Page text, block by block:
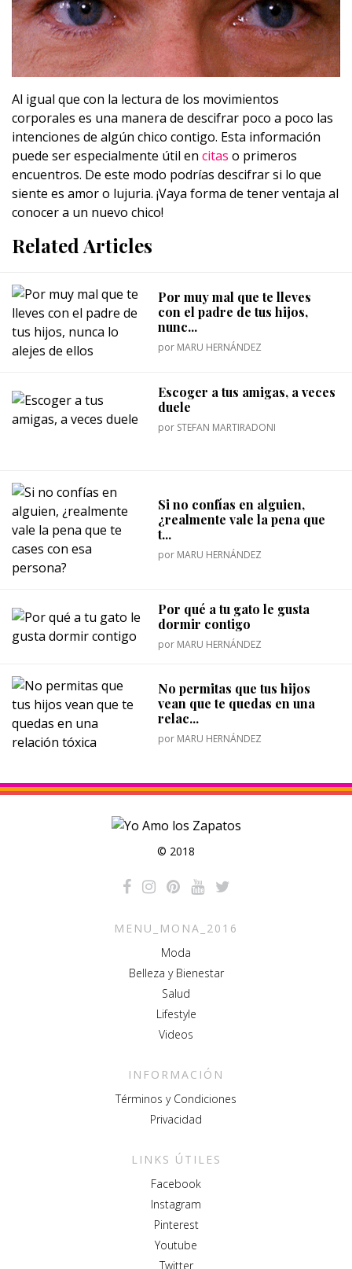
Al igual que con la lectura de los movimientos
corporales es una manera de descifrar poco a poco las
intenciones de algún chico contigo. Esta información
puede ser especialmente útil en citas o primeros
encuentros. De este modo podrías descifrar si lo que
siente es amor o lujuria. ¡Vaya forma de tener ventaja al
conocer a un nuevo chico!
Related Articles
Por muy mal que te lleves
con el padre de tus hijos,
nunc...
por MARU HERNÁNDEZ
Escoger a tus amigas, a veces
duele
por STEFAN MARTIRADONI
Si no confías en alguien,
¿realmente vale la pena que
t...
por MARU HERNÁNDEZ
Por qué a tu gato le gusta
dormir contigo
por MARU HERNÁNDEZ
No permitas que tus hijos
vean que te quedas en una
relac...
por MARU HERNÁNDEZ
© 2018
MENU_MONA_2016
Moda
Belleza y Bienestar
Salud
Lifestyle
Videos
INFORMACIÓN
Términos y Condiciones
Privacidad
LINKS ÚTILES
Facebook
Instagram
Pinterest
Youtube
Twitter